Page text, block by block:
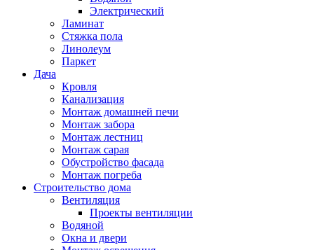
Электрический
Ламинат
Стяжка пола
Линолеум
Паркет
Дача
Кровля
Канализация
Монтаж домашней печи
Монтаж забора
Монтаж лестниц
Монтаж сарая
Обустройство фасада
Монтаж погреба
Строительство дома
Вентиляция
Проекты вентиляции
Водяной
Окна и двери